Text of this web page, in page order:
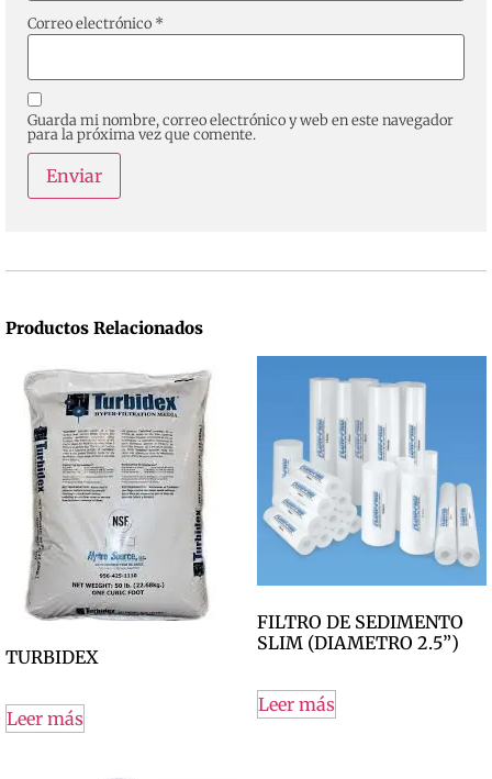
Correo electrónico *
Guarda mi nombre, correo electrónico y web en este navegador
para la próxima vez que comente.
Productos Relacionados
TURBIDEX
Leer más
FILTRO DE SEDIMENTO
SLIM (DIAMETRO 2.5”)
Leer más